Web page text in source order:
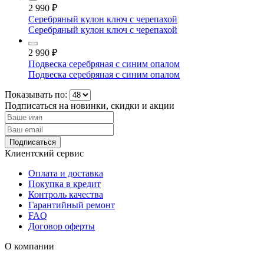
2 990 ₽
Серебряный кулон ключ с черепахой
Серебряный кулон ключ с черепахой
2 990 ₽
Подвеска серебряная с синим опалом
Подвеска серебряная с синим опалом
Показывать по:
Подписаться на новинки, скидки и акции
Подписаться
Клиентский сервис
Оплата и доставка
Покупка в кредит
Контроль качества
Гарантийный ремонт
FAQ
Договор оферты
О компании